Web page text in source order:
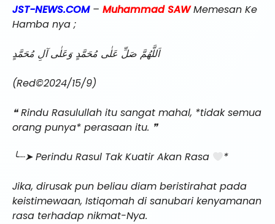
JST-NEWS.COM– Muhammad SAWMemesan Ke
Hamba nya ;
اَللَّهُمَّ صَلِّ عَلٰى مُحَمَّدٍ وَعَلٰى آلِ مُحَمَّدٍ
(Red©2024/15/9)
❝ Rindu Rasulullah itu sangat mahal, *tidak semua
orang punya* perasaan itu. ❞
╰┈➤ Perindu Rasul Tak Kuatir Akan Rasa *
Jika, dirusak pun beliau diam beristirahat pada
keistimewaan, Istiqomah di sanubari kenyamanan
rasa terhadap nikmat-Nya.